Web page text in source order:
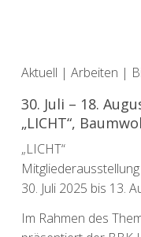
Aktuell | Arbeiten |
30. Juli – 18.
„LICHT“,
„LICHT“
Mitgliederausstellung
30. Juli 2025 bis 13.
Im Rahmen des